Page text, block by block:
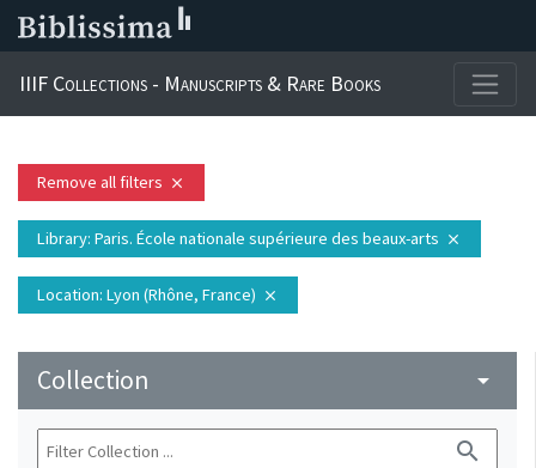
IIIF Collections - Manuscripts & Rare Books
Remove all filters close
Library: Paris. École nationale supérieure des beaux-arts close
Location: Lyon (Rhône, France) close
Collection arrow_drop_down
search